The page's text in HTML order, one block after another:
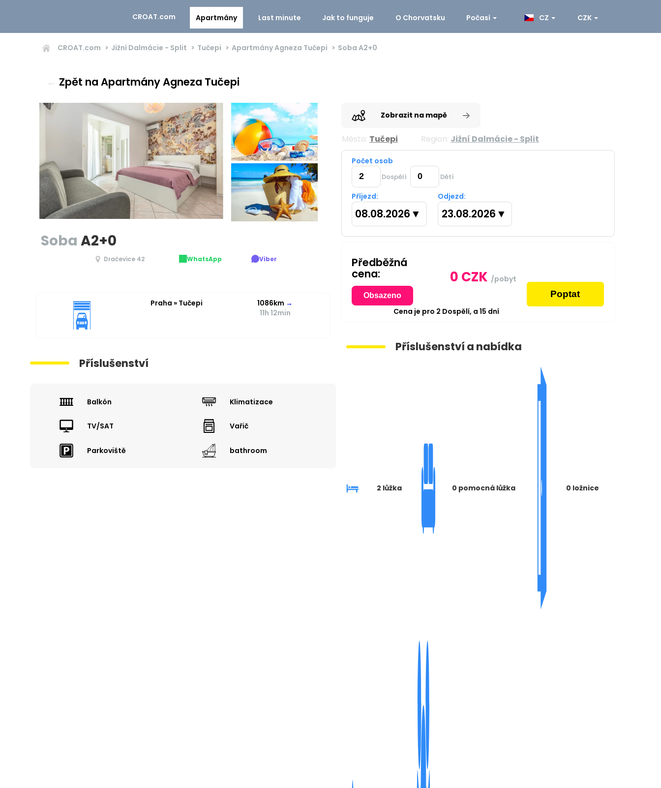
CROAT.com Apartmány Last minute Jak to funguje O Chorvatsku Počasí CZ CZK
CROAT.com Jižní Dalmácie - Split Tučepi Apartmány Agneza Tučepi Soba A2+0
← Zpět na Apartmány Agneza Tučepi
Soba A2+0
Dračevice 42 WhatsApp Viber
Praha » Tučepi 1086km →
11h 12min
Příslušenství
Balkón Klimatizace
TV/SAT Vařič
Parkoviště bathroom
Zobrazit na mapě
Město: Tučepi Region: Jižní Dalmácie - Split
Počet osob
Dospělí Dětí
Příjezd:
08.08.2026 ▼
Odjezd:
23.08.2026 ▼
Předběžná
cena:
Obsazeno
0 CZK /pobyt
Poptat
Cena je pro 2 Dospělí, a15 dní
Příslušenství a nabídka
2 lůžka 0 pomocná lůžka 0 ložnice